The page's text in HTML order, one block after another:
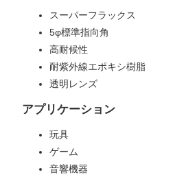
スーパーフラックス
5φ標準指向角
高耐候性
耐紫外線エポキシ樹脂
透明レンズ
アプリケーション
玩具
ゲーム
音響機器